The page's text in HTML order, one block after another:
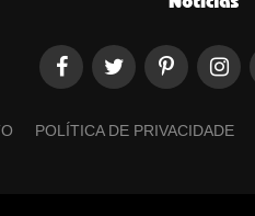
POLÍTICA DE PRIVACIDADE